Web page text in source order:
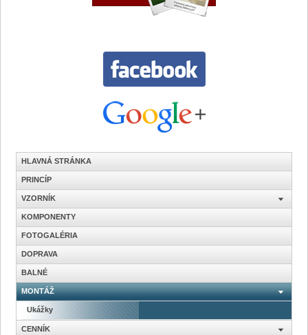
HLAVNÁ STRÁNKA
PRINCÍP
VZORNÍK
KOMPONENTY
FOTOGALÉRIA
DOPRAVA
BALNÉ
MONTÁŽ
Ukážky
CENNÍK